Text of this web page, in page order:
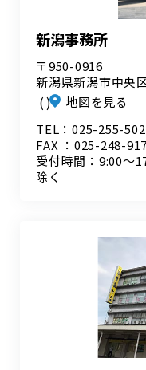
新潟事務所
〒950-0916
新潟県新潟市中央
地図を見る
TEL：025-255-
FAX ：025-248-
受付時間：9:00
除く